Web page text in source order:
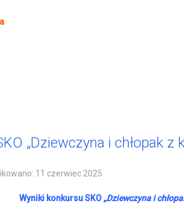
„Dziewczyna i chłopak z
11 czerwiec 2025
Wyniki konkursu SKO „Dziewczyna i